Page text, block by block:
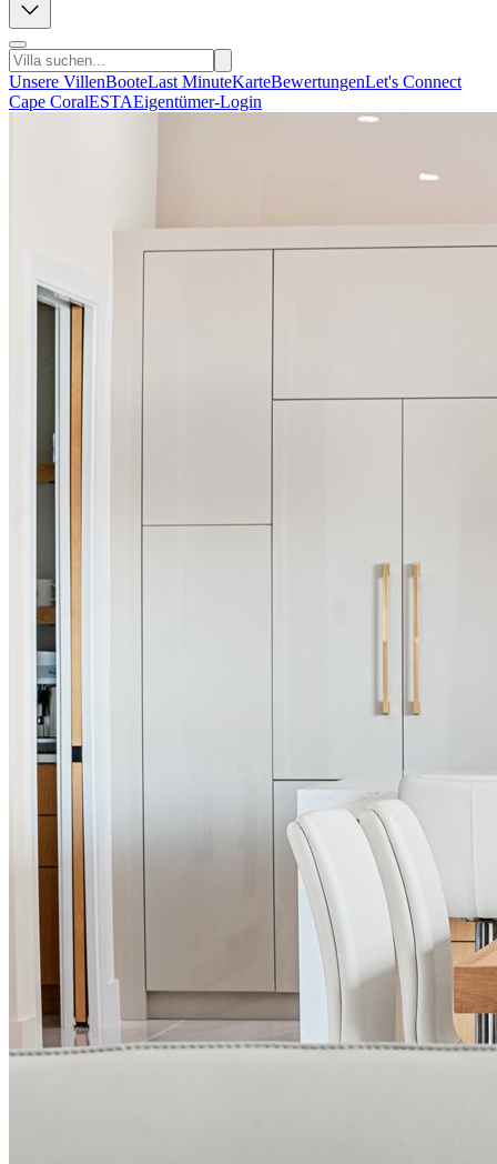
Unsere VillenBooteLast MinuteKarteBewertungenLet's Connect
Cape CoralESTAEigentümer-Login